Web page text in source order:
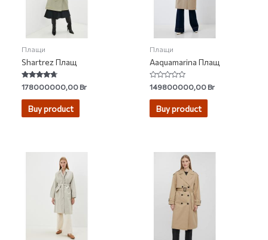
Плащи
Shartrez Плащ
Rated
4.50
out of 5
178000000,00Br
Buy product
Плащи
Aaquamarina Плащ
Rated
0
out
149800000,00Br
Buy product